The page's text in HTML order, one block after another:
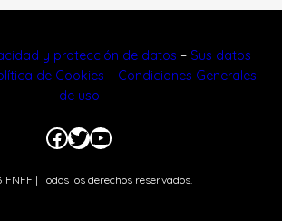
y protección de datos – Sus datos
de Cookies – Condiciones Generales
de uso
Facebook
Twitter
YouTube
| Todos los derechos reservados.